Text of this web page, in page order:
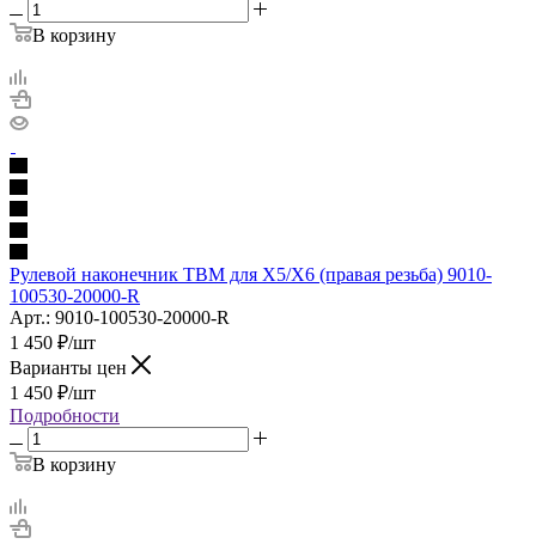
В корзину
Рулевой наконечник TBM для X5/X6 (правая резьба) 9010-
100530-20000-R
Арт.: 9010-100530-20000-R
1 450 ₽/шт
Варианты цен
1 450 ₽/шт
Подробности
В корзину